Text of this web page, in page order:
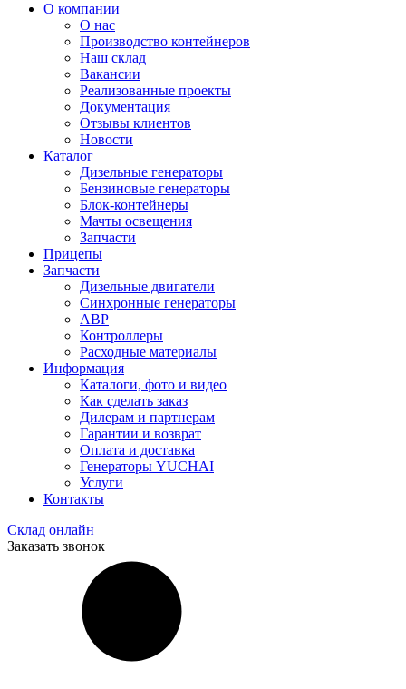
О компании
О нас
Производство контейнеров
Наш склад
Вакансии
Реализованные проекты
Документация
Отзывы клиентов
Новости
Каталог
Дизельные генераторы
Бензиновые генераторы
Блок-контейнеры
Мачты освещения
Запчасти
Прицепы
Запчасти
Дизельные двигатели
Синхронные генераторы
АВР
Контроллеры
Расходные материалы
Информация
Каталоги, фото и видео
Как сделать заказ
Дилерам и партнерам
Гарантии и возврат
Оплата и доставка
Генераторы YUCHAI
Услуги
Контакты
Склад онлайн
Заказать звонок